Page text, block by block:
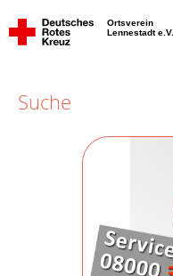
Ortsverein
Lennestadt e.V.
Suche